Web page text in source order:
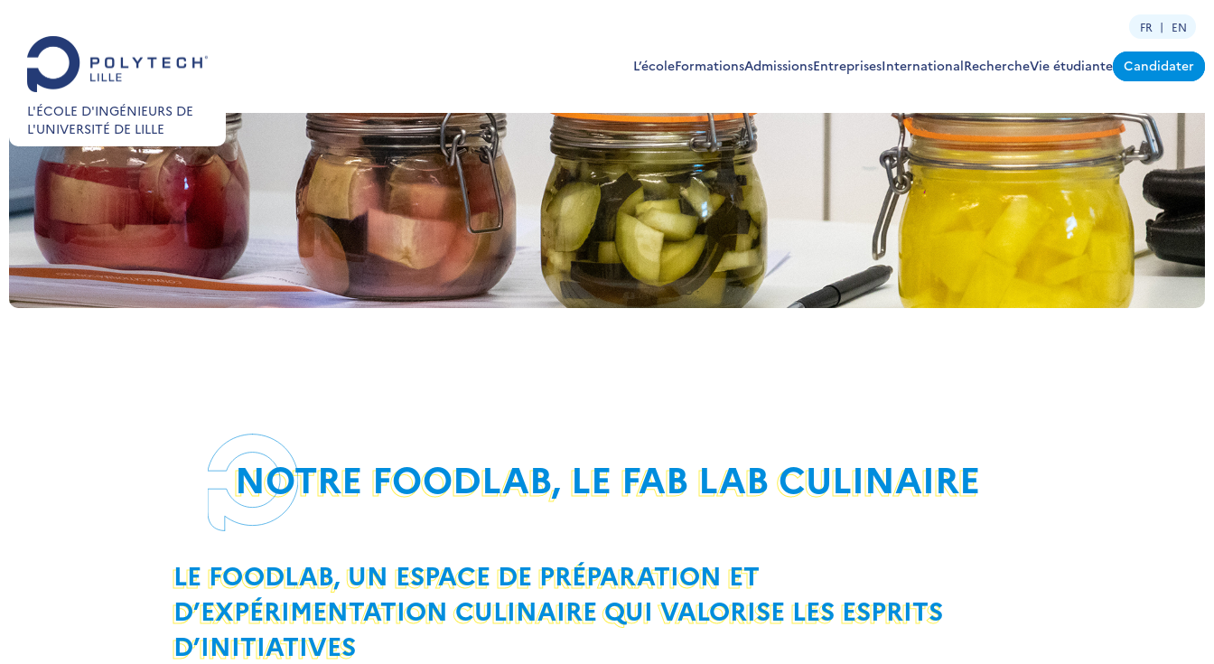
L'ÉCOLE D'INGÉNIEURS DE
L'UNIVERSITÉ DE LILLE
L’écoleFormationsAdmissionsEntreprisesInternationalRechercheVie étudiante Candidater
FR EN
NOTRE FOODLAB, LE FAB LAB CULINAIRE
LE FOODLAB, UN ESPACE DE PRÉPARATION ET
D’EXPÉRIMENTATION CULINAIRE QUI VALORISE LES ESPRITS
D’INITIATIVES